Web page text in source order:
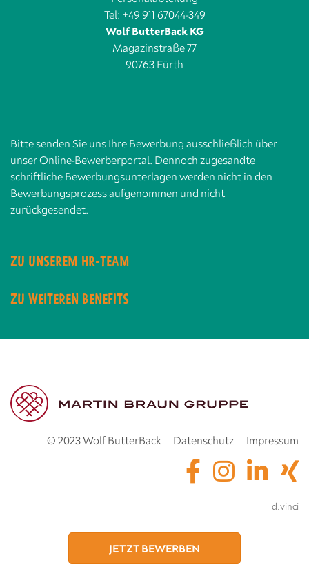
Tel: +49 911 67044-349
Wolf ButterBack KG
Magazinstraße 77
90763 Fürth
Bitte senden Sie uns Ihre Bewerbung ausschließlich über
unser Online-Bewerberportal. Dennoch zugesandte
schriftliche Bewerbungsunterlagen werden nicht in den
Bewerbungsprozess aufgenommen und nicht
zurückgesendet.
ZU UNSEREM HR-TEAM
ZU WEITEREN BENEFITS
JETZT BEWERBEN
© 2023 Wolf ButterBack Datenschutz Impressum
d.vinci